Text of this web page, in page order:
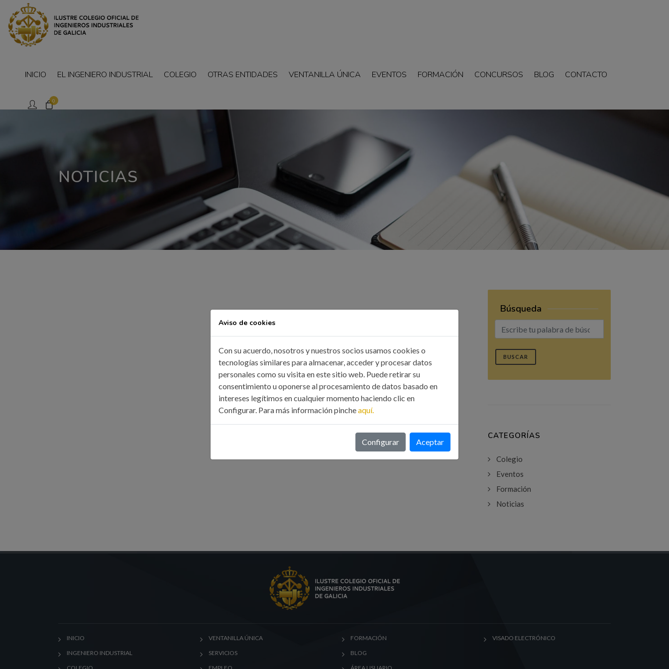
0
INICIO EL INGENIERO INDUSTRIAL COLEGIO OTRAS ENTIDADES VENTANILLA ÚNICA EVENTOS FORMACIÓN CONCURSOS BLOG CONTACTO
NOTICIAS
Búsqueda
BUSCAR
CATEGORÍAS
Colegio
Eventos
Formación
Noticias
INICIO
INGENIERO INDUSTRIAL
VENTANILLA ÚNICA
SERVICIOS
FORMACIÓN
BLOG
VISADO ELECTRÓNICO
Aviso de cookies
Con su acuerdo, nosotros y nuestros socios usamos cookies o
tecnologías similares para almacenar, acceder y procesar datos
personales como su visita en este sitio web. Puede retirar su
consentimiento u oponerse al procesamiento de datos basado en
intereses legítimos en cualquier momento haciendo clic en
Configurar. Para más información pincheaquí.
Configurar Aceptar